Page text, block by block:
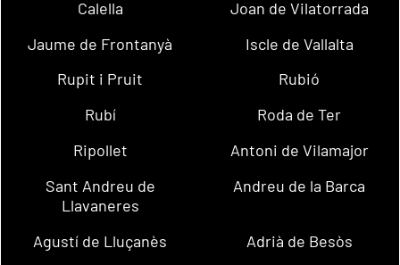
Calella
Joan de Vilatorrada
Jaume de Frontanyà
Iscle de Vallalta
Rupit i Pruit
Rubió
Rubí
Roda de Ter
Ripollet
Antoni de Vilamajor
Sant Andreu de
Llavaneres
Andreu de la Barca
Agustí de Lluçanès
Adrià de Besòs